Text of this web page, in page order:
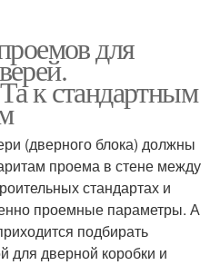
для
к стандартным
(дверного блока) должны
проема в стене между
стандартах и
проемные параметры. А
подбирать
для дверной коробки и